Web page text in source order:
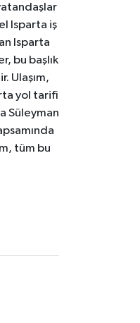
Isparta iş
Isparta
bu başlık
Ulaşım,
yol tarifi
Süleyman
tüm bu